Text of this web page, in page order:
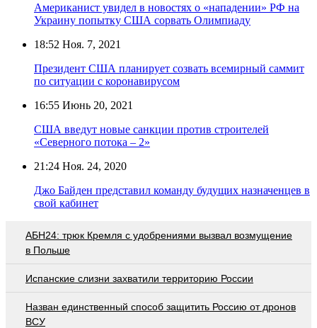
Американист увидел в новостях о «нападении» РФ на
Украину попытку США сорвать Олимпиаду
18:52 Ноя. 7, 2021
Президент США планирует созвать всемирный саммит
по ситуации с коронавирусом
16:55 Июнь 20, 2021
США введут новые санкции против строителей
«Северного потока – 2»
21:24 Ноя. 24, 2020
Джо Байден представил команду будущих назначенцев в
свой кабинет
АБН24: трюк Кремля с удобрениями вызвал возмущение
в Польше
Испанские слизни захватили территорию России
Назван единственный способ защитить Россию от дронов
ВСУ